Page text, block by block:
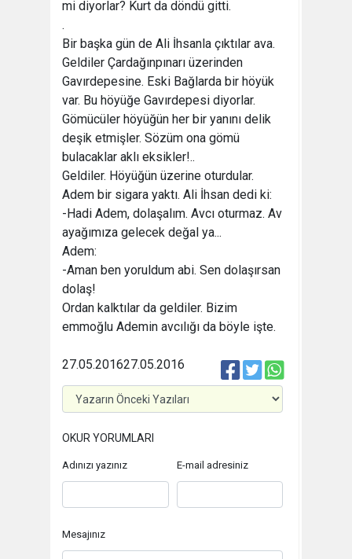
mi diyorlar? Kurt da döndü gitti.
.
Bir başka gün de Ali İhsanla çıktılar ava.
Geldiler Çardağınpınarı üzerinden
Gavırdepesine. Eski Bağlarda bir höyük
var. Bu höyüğe Gavırdepesi diyorlar.
Gömücüler höyüğün her bir yanını delik
deşik etmişler. Sözüm ona gömü
bulacaklar aklı eksikler!..
Geldiler. Höyüğün üzerine oturdular.
Adem bir sigara yaktı. Ali İhsan dedi ki:
-Hadi Adem, dolaşalım. Avcı oturmaz. Av
ayağımıza gelecek değal ya...
Adem:
-Aman ben yoruldum abi. Sen dolaşırsan
dolaş!
Ordan kalktılar da geldiler. Bizim
emmoğlu Ademin avcılığı da böyle işte.
27.05.2016
27.05.2016
OKUR YORUMLARI
Adınızı yazınız E-mail adresiniz
Mesajınız